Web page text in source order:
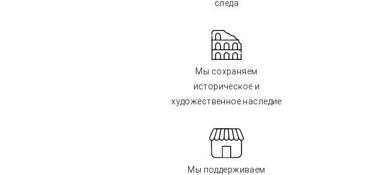
следа
Мы сохраняем
историческое и
художественное наследие
Мы поддерживаем